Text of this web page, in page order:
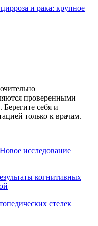
и рака: крупное
проверенными
себя и
только к врачам.
исследование
когнитивных
стелек